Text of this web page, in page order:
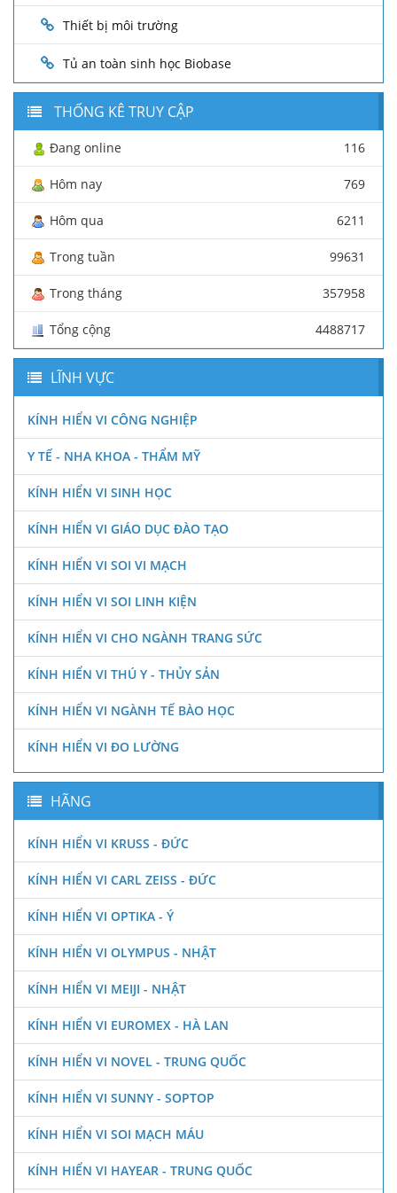
Thiết bị môi trường
Tủ an toàn sinh học Biobase
THỐNG KÊ TRUY CẬP
Đang online 116
Hôm nay 769
Hôm qua 6211
Trong tuần 99631
Trong tháng 357958
Tổng cộng 4488717
LĨNH VỰC
KÍNH HIỂN VI CÔNG NGHIỆP
Y TẾ - NHA KHOA - THẨM MỸ
KÍNH HIỂN VI SINH HỌC
KÍNH HIỂN VI GIÁO DỤC ĐÀO TẠO
KÍNH HIỂN VI SOI VI MẠCH
KÍNH HIỂN VI SOI LINH KIỆN
KÍNH HIỂN VI CHO NGÀNH TRANG SỨC
KÍNH HIỂN VI THÚ Y - THỦY SẢN
KÍNH HIỂN VI NGÀNH TẾ BÀO HỌC
KÍNH HIỂN VI ĐO LƯỜNG
HÃNG
KÍNH HIỂN VI KRUSS - ĐỨC
KÍNH HIỂN VI CARL ZEISS - ĐỨC
KÍNH HIỂN VI OPTIKA - Ý
KÍNH HIỂN VI OLYMPUS - NHẬT
KÍNH HIỂN VI MEIJI - NHẬT
KÍNH HIỂN VI EUROMEX - HÀ LAN
KÍNH HIỂN VI NOVEL - TRUNG QUỐC
KÍNH HIỂN VI SUNNY - SOPTOP
KÍNH HIỂN VI SOI MẠCH MÁU
KÍNH HIỂN VI HAYEAR - TRUNG QUỐC